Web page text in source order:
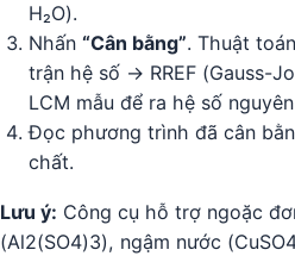
H₂O).
Nhấn “Cân bằng”. Thuật
trận hệ số → RREF (Gauss-
LCM mẫu để ra hệ số
Đọc phương trình đã cân
chất.
Lưu ý: Công cụ hỗ trợ ngoặc
(Al2(SO4)3), ngậm nước